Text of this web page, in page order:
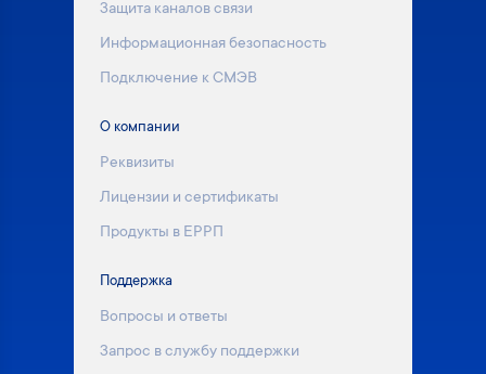
Защита каналов связи
Информационная безопасность
Подключение к СМЭВ
О компании
Реквизиты
Лицензии и сертификаты
Продукты в ЕРРП
Поддержка
Вопросы и ответы
Запрос в службу поддержки